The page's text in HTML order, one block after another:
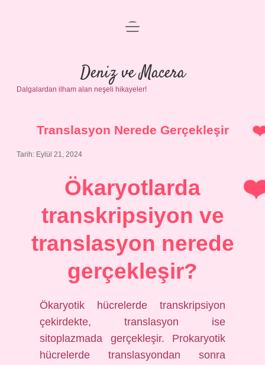
Anasayfa
Gizlilik Politikası
Yasal Uyarı
menüyü
Deniz ve Macera
Dalgalardan ilham alan neşeli hikayeler!
Translasyon Nerede Gerçekleşir
Tarih: Eylül 21, 2024
Ökaryotlarda
transkripsiyon ve
translasyon nerede
gerçekleşir?
Ökaryotik hücrelerde transkripsiyon
çekirdekte, translasyon ise
sitoplazmada gerçekleşir. Prokaryotik
hücrelerde translasyondan sonra